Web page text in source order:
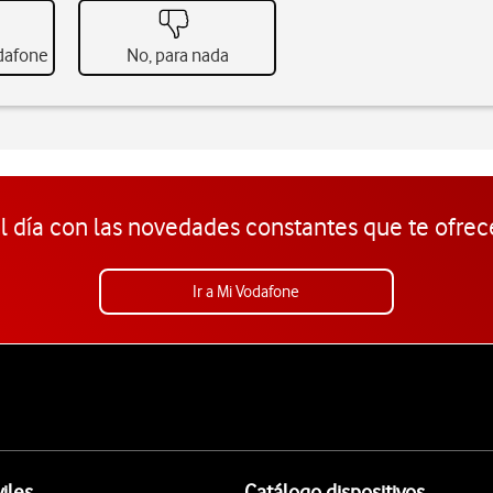
No, para nada
día con las novedades constantes que te
Ir a Mi Vodafone